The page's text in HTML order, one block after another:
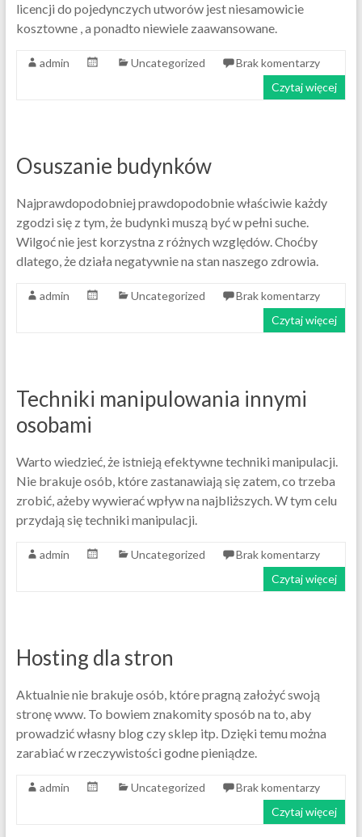
licencji do pojedynczych utworów jest niesamowicie
kosztowne , a ponadto niewiele zaawansowane.
admin Uncategorized
Brak komentarzy
Czytaj więcej
Osuszanie budynków
Najprawdopodobniej prawdopodobnie właściwie każdy
zgodzi się z tym, że budynki muszą być w pełni suche.
Wilgoć nie jest korzystna z różnych względów. Choćby
dlatego, że działa negatywnie na stan naszego zdrowia.
admin Uncategorized
Brak komentarzy
Czytaj więcej
Techniki manipulowania innymi
osobami
Warto wiedzieć, że istnieją efektywne techniki manipulacji.
Nie brakuje osób, które zastanawiają się zatem, co trzeba
zrobić, ażeby wywierać wpływ na najbliższych. W tym celu
przydają się techniki manipulacji.
admin Uncategorized
Brak komentarzy
Czytaj więcej
Hosting dla stron
Aktualnie nie brakuje osób, które pragną założyć swoją
stronę www. To bowiem znakomity sposób na to, aby
prowadzić własny blog czy sklep itp. Dzięki temu można
zarabiać w rzeczywistości godne pieniądze.
admin Uncategorized
Brak komentarzy
Czytaj więcej